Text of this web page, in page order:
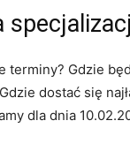
terminy? Gdzie
dostać się
dla dnia